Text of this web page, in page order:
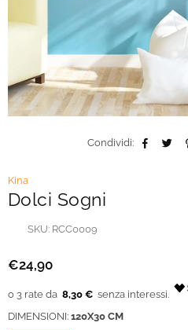
Condividi:
Kina
Dolci Sogni
SKU: RCC0009
Prezzo
€24,90
8,30 €
DIMENSIONI: 120X30 CM